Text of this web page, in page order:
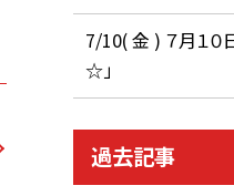
7/10( 金 ) ７月１０
☆」
過去記事